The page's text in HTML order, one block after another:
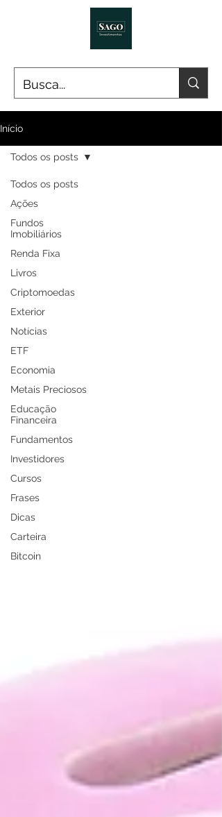
Início
Todos os posts
Ações
Fundos
Imobiliários
Renda Fixa
Livros
Criptomoedas
Exterior
Notícias
ETF
Economia
Metais Preciosos
Educação
Financeira
Fundamentos
Investidores
Cursos
Frases
Dicas
Carteira
Bitcoin
Todos os posts